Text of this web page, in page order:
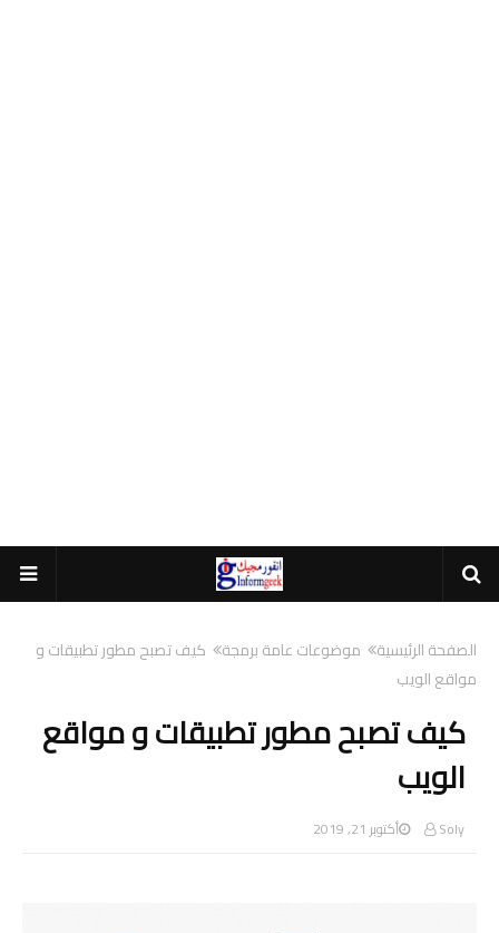
الصفحة الرئيسية موضوعات عامة برمجة
كيف تصبح مطور تطبيقات و
مواقع الويب
كيف تصبح مطور تطبيقات و مواقع
الويب
Soly أكتوبر 21, 2019